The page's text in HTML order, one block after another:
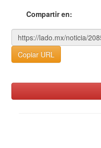
Compartir en:
Copiar URL